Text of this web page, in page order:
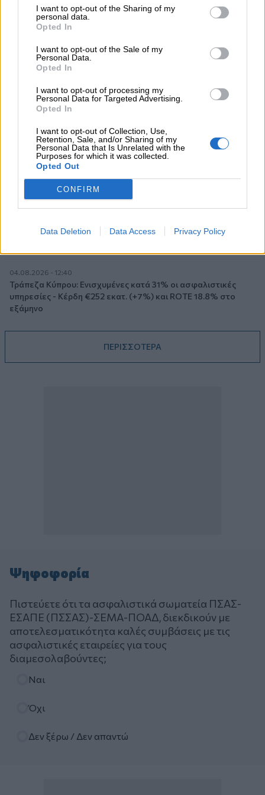
I want to opt-out of the Sharing of my
personal data.
Opted In
I want to opt-out of the Sale of my
Personal Data.
Opted In
I want to opt-out of processing my
Personal Data for Targeted Advertising.
Opted In
I want to opt-out of Collection, Use,
Retention, Sale, and/or Sharing of my
Personal Data that Is Unrelated with the
Purposes for which it was collected.
Opted Out
CONFIRM
Data Deletion Data Access Privacy Policy
δασικών εκτάσεων στην Ελλάδα σε λίγες μόλις μέρες
05.08.2026 - 09:45
Η Ελλάδα που αντιστέκεται και επιμένει να μην ασφαλίζεται!
05.08.2026 - 09:20
ασφαλιστής στους πελάτες του
Το εκλογικό «καμπανάκι» της Goldman Sachs, η ισχυρή
πιστωτική επέκταση των ελληνικών τραπεζών, το «πάρτι»
στις αγορές, οι «κρυμμένες» αξίες της ΓΕΚ ΤΕΡΝΑ
Ιωάννης Μπολέτης – ΩΝΑΣΕΙΟ
ERGO Hellas: Μέτρα στήριξης για τους πληγέντες
04.08.2026 - 12:40
Τράπεζα Κύπρου: Ενισχυμένες κατά 31% οι ασφαλιστικές
υπηρεσίες - Κέρδη €252 εκατ. (+7%) και ROTE 18.8% στο
εξάμηνο
ΠΕΡΙΣΣΟΤΕΡΑ
Ψηφοφορία
Πιστεύετε ότι τα ασφαλιστικά σωματεία ΠΣΑΣ-
ΕΣΑΠΕ (ΠΣΣΑΣ)-ΣΕΜΑ-ΠΟΑΔ, διεκδικούν με
αποτελεσματικότητα καλές συμβάσεις με τις
ασφαλιστικές εταιρείες για τους
διαμεσολαβούντες;
Ναι
Όχι
Δεν ξέρω / Δεν απαντώ